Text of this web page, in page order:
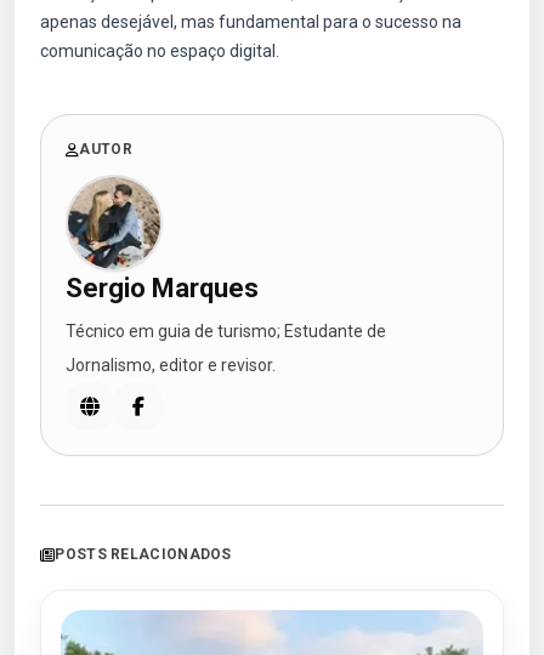
apenas desejável, mas fundamental para o sucesso na
comunicação no espaço digital.
AUTOR
Sergio Marques
Técnico em guia de turismo; Estudante de
Jornalismo, editor e revisor.
POSTS RELACIONADOS